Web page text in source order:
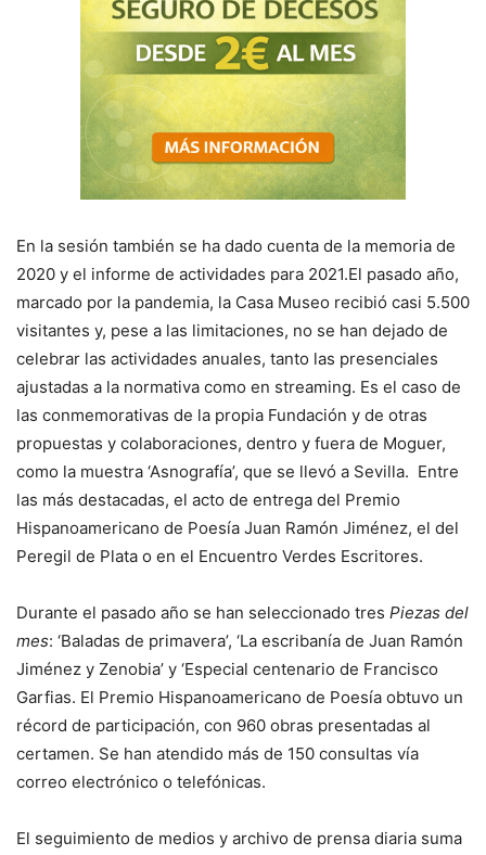
En la sesión también se ha dado cuenta de la memoria de
2020 y el informe de actividades para 2021.El pasado año,
marcado por la pandemia, la Casa Museo recibió casi 5.500
visitantes y, pese a las limitaciones, no se han dejado de
celebrar las actividades anuales, tanto las presenciales
ajustadas a la normativa como en streaming. Es el caso de
las conmemorativas de la propia Fundación y de otras
propuestas y colaboraciones, dentro y fuera de Moguer,
como la muestra ‘Asnografía’, que se llevó a Sevilla. Entre
las más destacadas, el acto de entrega del Premio
Hispanoamericano de Poesía Juan Ramón Jiménez, el del
Peregil de Plata o en el Encuentro Verdes Escritores.
Durante el pasado año se han seleccionado tres Piezas del
mes: ‘Baladas de primavera’, ‘La escribanía de Juan Ramón
Jiménez y Zenobia’ y ‘Especial centenario de Francisco
Garfias. El Premio Hispanoamericano de Poesía obtuvo un
récord de participación, con 960 obras presentadas al
certamen. Se han atendido más de 150 consultas vía
correo electrónico o telefónicas.
El seguimiento de medios y archivo de prensa diaria suma